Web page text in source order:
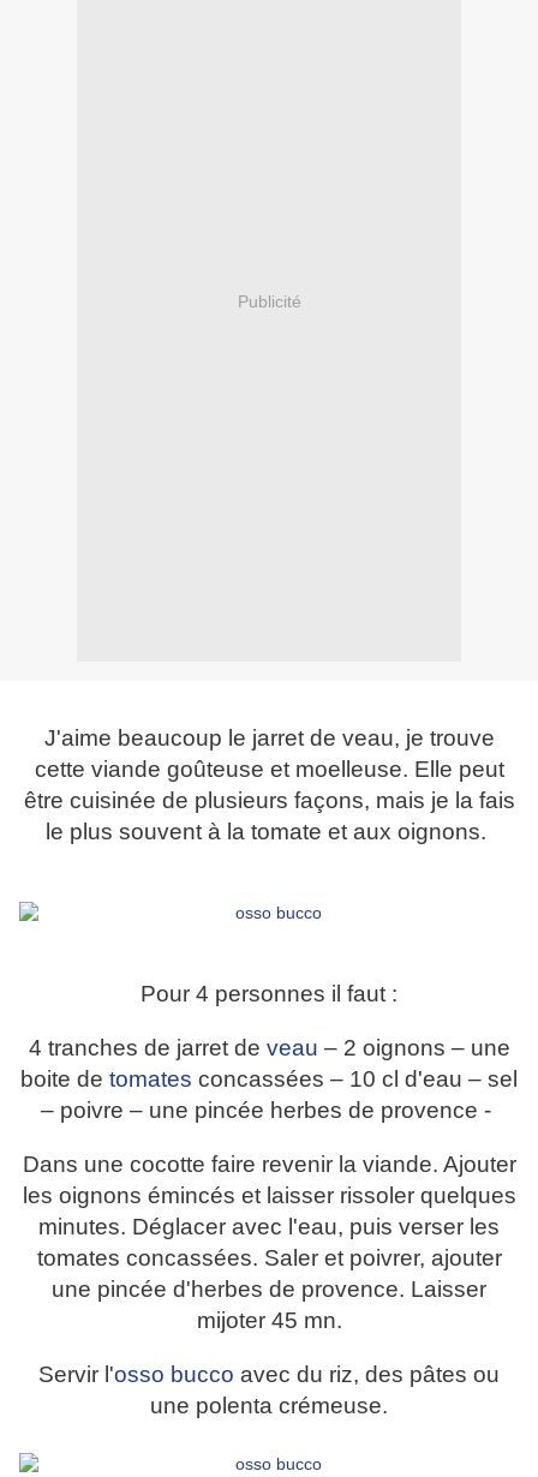
Publicité
J'aime beaucoup le jarret de veau, je trouve
cette viande goûteuse et moelleuse. Elle peut
être cuisinée de plusieurs façons, mais je la fais
le plus souvent à la tomate et aux oignons.
Pour 4 personnes il faut :
4 tranches de jarret de veau – 2 oignons – une
boite de tomates concassées – 10 cl d'eau – sel
– poivre – une pincée herbes de provence -
Dans une cocotte faire revenir la viande. Ajouter
les oignons émincés et laisser rissoler quelques
minutes. Déglacer avec l'eau, puis verser les
tomates concassées. Saler et poivrer, ajouter
une pincée d'herbes de provence. Laisser
mijoter 45 mn.
Servir l'osso bucco avec du riz, des pâtes ou
une polenta crémeuse.